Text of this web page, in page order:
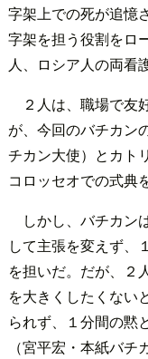
字架上での死が追憶
字架を担う役割をロ
人、ロシア人の両看
２人は、職場で友
が、今回のバチカン
チカン大使）とカト
コロッセオでの式典
しかし、バチカン
して主張を変えず、
を担いだ。だが、２
を大きくしたくない
られず、１分間の黙
（宮平宏・本紙バチ